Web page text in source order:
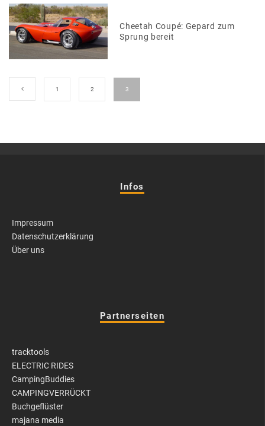
Cheetah Coupé: Gepard zum
Sprung bereit
1 2 3
Infos
Impressum
Datenschutzerklärung
Über uns
Partnerseiten
tracktools
ELECTRIC RIDES
CampingBuddies
CAMPINGVERRÜCKT
Buchgeflüster
majana media